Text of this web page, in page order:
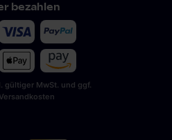
bezahlen
gültiger MwSt. und ggf.